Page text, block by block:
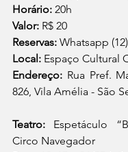
Horário: 20h
Valor: R$ 20
Reservas: Whatsapp
Local: Espaço Cultural
Endereço: Rua Pref.
826, Vila Amélia - São
Teatro: Espetáculo
Circo Navegador